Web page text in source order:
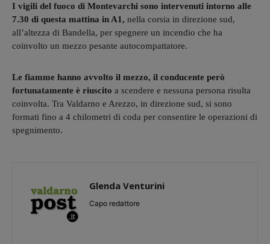
I vigili del fuoco di Montevarchi sono intervenuti intorno alle
7.30 di questa mattina in A1, nella corsia in direzione sud,
all’altezza di Bandella, per spegnere un incendio che ha
coinvolto un mezzo pesante autocompattatore.
Le fiamme hanno avvolto il mezzo, il conducente però
fortunatamente è riuscito a scendere e nessuna persona risulta
coinvolta. Tra Valdarno e Arezzo, in direzione sud, si sono
formati fino a 4 chilometri di coda per consentire le operazioni di
spegnimento.
Glenda Venturini
Capo redattore